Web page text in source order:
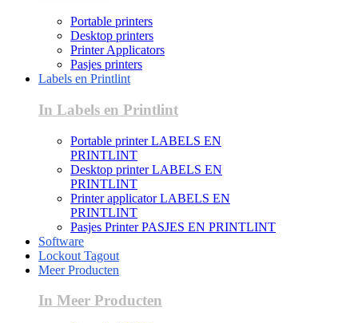
Portable printers
Desktop printers
Printer Applicators
Pasjes printers
Labels en Printlint
In Labels en Printlint
Portable printer LABELS EN
PRINTLINT
Desktop printer LABELS EN
PRINTLINT
Printer applicator LABELS EN
PRINTLINT
Pasjes Printer PASJES EN PRINTLINT
Software
Lockout Tagout
Meer Producten
In Meer Producten